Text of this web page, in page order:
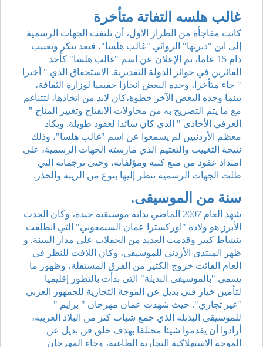
غالب هلسه التفاتة متأخرة
كانت مفاجأة من الطراز الأول، أن تلتفت الجهات الرسمية
إلى ابن "ديرتها" الروائي "غالب هلسا"، فبعد تنكر وتغييب
دام 15 عاما، تم الإعلان عن اسم "غالب هلسا" كأحد
الفائزين في جوائز الدولة التقديرية. الاستحقاق الذي " أخيرا
" جاء متأخرا، وجده البعض انجازا حقيقيا لوزارة الثقافة،
بينما وجده البعض الآخر خطوة،كان لابد من اتخاذها، لتتناغم
مع ما يتم التصريح به من محاولات الانفتاح وتغيير المناخ "
العرفي الأحادي " الذي كان سائدا لعقود طويلة. ويكاد
معظم الأردنيين لم يسمعوا عن اسم "غالب هلسا"، وذلك
نتيجة التغييب والتعتيم الذي مارسته الجهات الرسمية، على
امتداد عقود من منع كتبه ومؤلفاته، وحتى ترجماته التي
ظلت الجهات الرسمية تنظر إليها بنوع من الريبة والحذر.
سنة من الموسيقى.
شهد العام 2007 الماضي بداية موسيقية جيدة، وكان الحدث
الأبرز هو ولادة "اوركسترا عمان السيمفوني" التي انطلقت
بنشاط كبير وقدمت العديد من الحفلات على مدار السنة. و
ظهر المنتدى الأردني للموسيقى، وكان اللافت للنظر في
العام الفائت خروج الكثير من الفرق المستقلة، وظهور ما
يسمى "بالموسيقى البديلة" التي بدأت بالتطور إقليميا
لتأمين خيار فني بديل عن الموجة التجارية للجمهور العربي
"غير تجاري". حيث شهدت عمان مهرجان " برايم "
للموسيقى البديلة الذي جمع شباب كثر من البلاد العربية،
أرادوا أن يقدموا شيئا مختلفا بهدف خلق فن بديل عن
الموجة الاستهلاكية التجارية الطاغية، وجاء المهرجان